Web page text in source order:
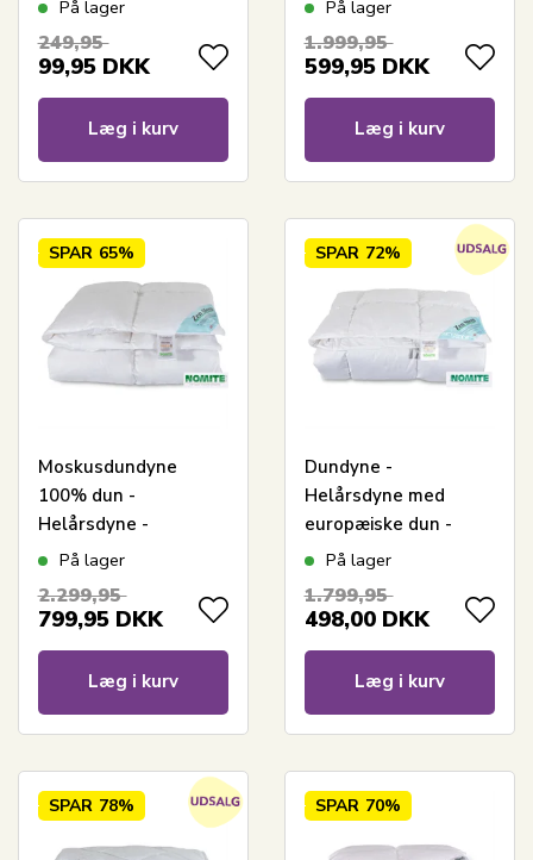
Sleep fiberdyne
På lager
249,95
99,95 DKK
Læg i kurv
På lager
1.999,95
599,95 DKK
Læg i kurv
SPAR 65%
Moskusdundyne
100% dun -
Helårsdyne -
Allergivenlig -
Sleep dyne
På lager
2.299,95
799,95 DKK
Læg i kurv
SPAR 72%
Dundyne -
Helårsdyne med
europæiske dun -
140x200 cm -
Zen Sleep
På lager
1.799,95
498,00 DKK
Læg i kurv
SPAR 78% SPAR 70%